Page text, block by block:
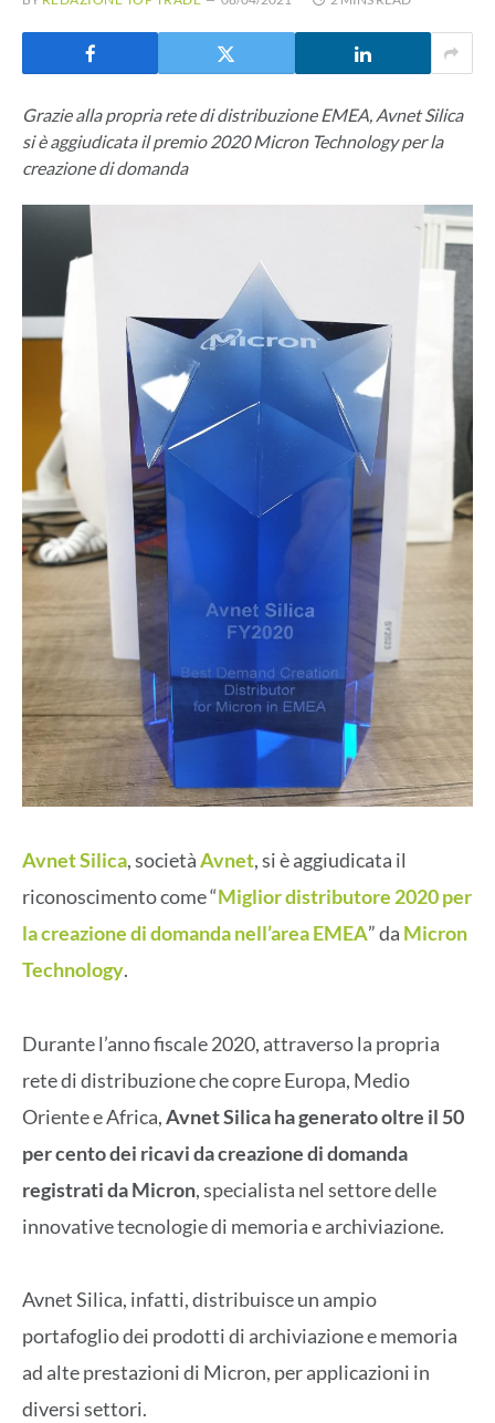
Grazie alla propria rete di distribuzione EMEA, Avnet Silica
si è aggiudicata il premio 2020 Micron Technology per la
creazione di domanda
Avnet Silica, societàAvnet, si è aggiudicata il
riconoscimento come “Miglior distributore 2020 per
la creazione di domanda nell’area EMEA” da Micron
Technology.
Durante l’anno fiscale 2020, attraverso la propria
rete di distribuzione che copre Europa, Medio
Oriente e Africa,Avnet Silica ha generato oltre il 50
per cento dei ricavi da creazione di domanda
registrati da Micron, specialista nel settore delle
innovative tecnologie di memoria e archiviazione.
Avnet Silica, infatti, distribuisce un ampio
portafoglio dei prodotti di archiviazione e memoria
ad alte prestazioni di Micron, per applicazioni in
diversi settori.